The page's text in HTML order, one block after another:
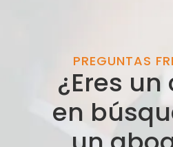
PREGUNTAS
¿Eres
en